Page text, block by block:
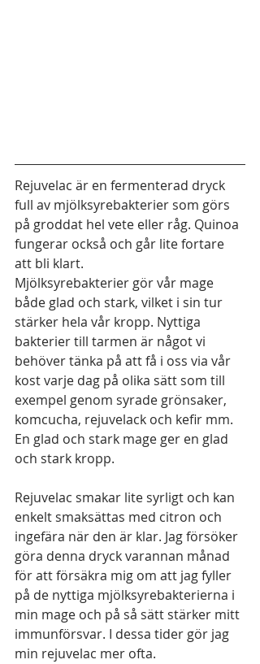
Rejuvelac är en fermenterad dryck
full av mjölksyrebakterier som görs
på groddat hel vete eller råg. Quinoa
fungerar också och går lite fortare
att bli klart.
Mjölksyrebakterier gör vår mage
både glad och stark, vilket i sin tur
stärker hela vår kropp. Nyttiga
bakterier till tarmen är något vi
behöver tänka på att få i oss via vår
kost varje dag på olika sätt som till
exempel genom syrade grönsaker,
komcucha, rejuvelack och kefir mm.
En glad och stark mage ger en glad
och stark kropp.
Rejuvelac smakar lite syrligt och kan
enkelt smaksättas med citron och
ingefära när den är klar. Jag försöker
göra denna dryck varannan månad
för att försäkra mig om att jag fyller
på de nyttiga mjölksyrebakterierna i
min mage och på så sätt stärker mitt
immunförsvar. I dessa tider gör jag
min rejuvelac mer ofta.